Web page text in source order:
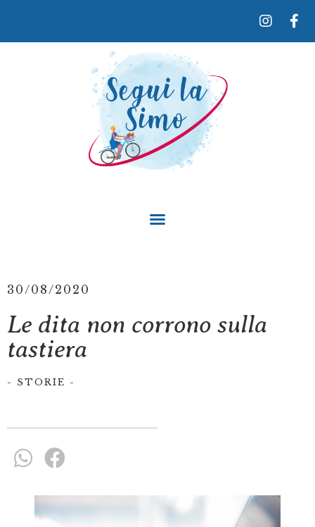
30/08/2020
Le dita non corrono sulla
tastiera
- STORIE